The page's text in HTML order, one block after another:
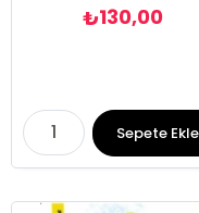
₺130,00
Sepete Ekle